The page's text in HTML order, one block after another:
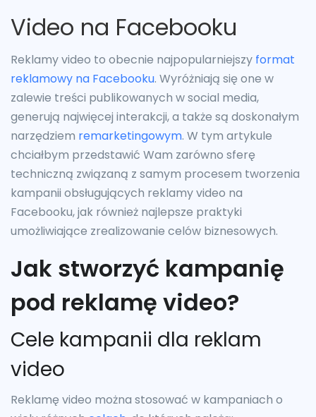
Video na Facebooku
Reklamy video to obecnie najpopularniejszy format
reklamowy na Facebooku. Wyróżniają się one w
zalewie treści publikowanych w social media,
generują najwięcej interakcji, a także są doskonałym
narzędziem remarketingowym. W tym artykule
chciałbym przedstawić Wam zarówno sferę
techniczną związaną z samym procesem tworzenia
kampanii obsługujących reklamy video na
Facebooku, jak również najlepsze praktyki
umożliwiające zrealizowanie celów biznesowych.
Jak stworzyć kampanię
pod reklamę video?
Cele kampanii dla reklam
video
Reklamę video można stosować w kampaniach o